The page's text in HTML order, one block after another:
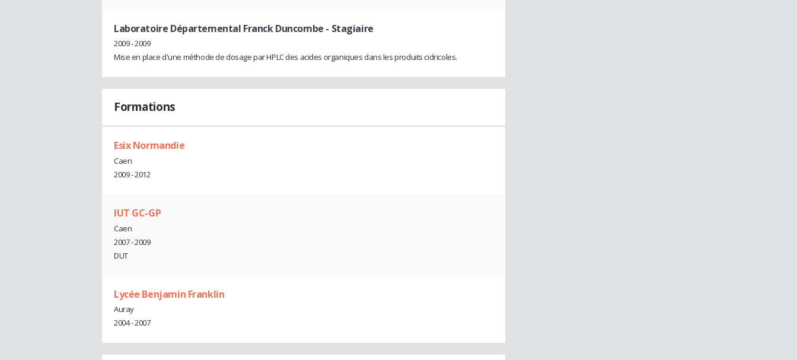
Laboratoire Départemental Franck Duncombe - Stagiaire
2009 - 2009
Mise en place d'une méthode de dosage par HPLC des acides organiques dans les produits cidricoles.
Formations
Esix Normandie
Caen
2009 - 2012
IUT GC-GP
Caen
2007 - 2009
DUT
Lycée Benjamin Franklin
Auray
2004 - 2007